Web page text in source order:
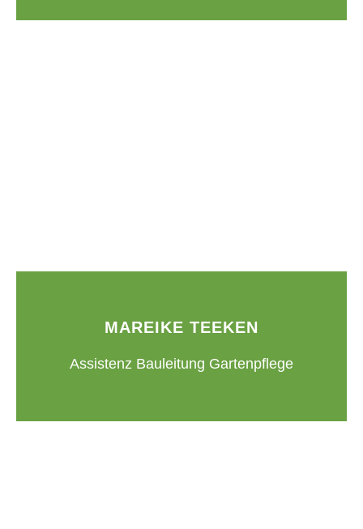
MAREIKE TEEKEN
Assistenz Bauleitung Gartenpflege